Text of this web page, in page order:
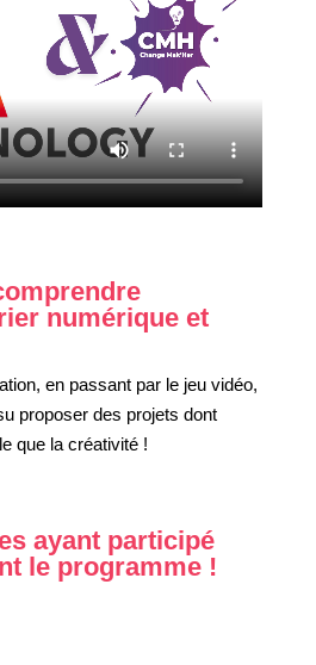
numérique et
en passant par le jeu vidéo,
proposer des projets dont
que la créativité !
ayant participé
le programme !